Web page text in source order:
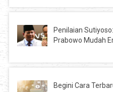
Penilaian
Prabowo Mudah
Begini Cara